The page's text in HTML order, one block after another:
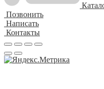
Позвонить
Написать
Контакты